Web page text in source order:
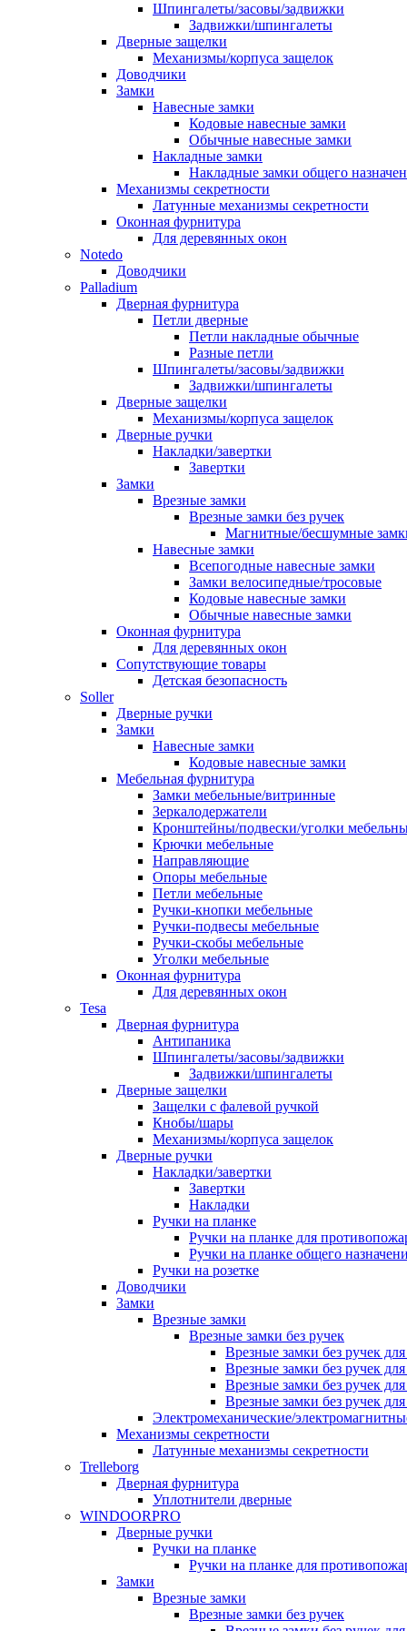
Шпингалеты/засовы/задвижки
Задвижки/шпингалеты
Дверные защелки
Механизмы/корпуса защелок
Доводчики
Замки
Навесные замки
Кодовые навесные замки
Обычные навесные замки
Накладные замки
Накладные замки общего
Механизмы секретности
Латунные механизмы секретности
Оконная фурнитура
Для деревянных окон
Notedo
Доводчики
Palladium
Дверная фурнитура
Петли дверные
Петли накладные обычные
Разные петли
Шпингалеты/засовы/задвижки
Задвижки/шпингалеты
Дверные защелки
Механизмы/корпуса защелок
Дверные ручки
Накладки/завертки
Завертки
Замки
Врезные замки
Врезные замки без ручек
Магнитные/бесшумные
Навесные замки
Всепогодные навесные замки
Замки велосипедные/тросовые
Кодовые навесные замки
Обычные навесные замки
Оконная фурнитура
Для деревянных окон
Сопутствующие товары
Детская безопасность
Soller
Дверные ручки
Замки
Навесные замки
Кодовые навесные замки
Мебельная фурнитура
Замки мебельные/витринные
Зеркалодержатели
Кронштейны/подвески/уголки
Крючки мебельные
Направляющие
Опоры мебельные
Петли мебельные
Ручки-кнопки мебельные
Ручки-подвесы мебельные
Ручки-скобы мебельные
Уголки мебельные
Оконная фурнитура
Для деревянных окон
Tesa
Дверная фурнитура
Антипаника
Шпингалеты/засовы/задвижки
Задвижки/шпингалеты
Дверные защелки
Защелки с фалевой ручкой
Кнобы/шары
Механизмы/корпуса защелок
Дверные ручки
Накладки/завертки
Завертки
Накладки
Ручки на планке
Ручки на планке для
Ручки на планке общего
Ручки на розетке
Доводчики
Замки
Врезные замки
Врезные замки без ручек
Врезные замки без ручек
Врезные замки без ручек
Врезные замки без ручек
Врезные замки без ручек
Электромеханические/
Механизмы секретности
Латунные механизмы секретности
Trelleborg
Дверная фурнитура
Уплотнители дверные
WINDOORPRO
Дверные ручки
Ручки на планке
Ручки на планке для
Замки
Врезные замки
Врезные замки без ручек